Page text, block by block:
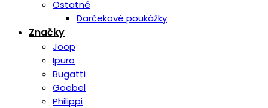
Ostatné
Darčekové poukážky
Značky
Joop
Ipuro
Bugatti
Goebel
Philippi